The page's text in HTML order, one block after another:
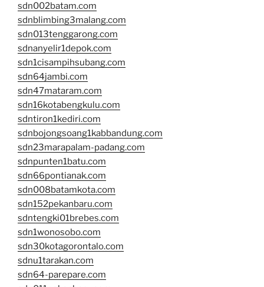
sdn002batam.com
sdnblimbing3malang.com
sdn013tenggarong.com
sdnanyelir1depok.com
sdn1cisampihsubang.com
sdn64jambi.com
sdn47mataram.com
sdn16kotabengkulu.com
sdntiron1kediri.com
sdnbojongsoang1kabbandung.com
sdn23marapalam-padang.com
sdnpunten1batu.com
sdn66pontianak.com
sdn008batamkota.com
sdn152pekanbaru.com
sdntengki01brebes.com
sdn1wonosobo.com
sdn30kotagorontalo.com
sdnu1tarakan.com
sdn64-parepare.com